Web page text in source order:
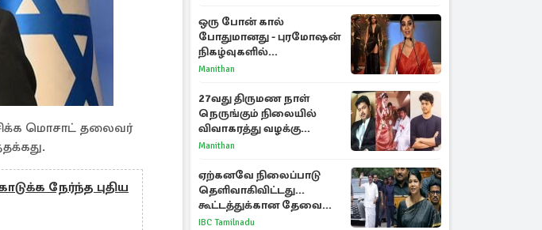
மொசாட் தலைவர்
நேர்ந்த புதிய
ஒரு போன் கால்
போதுமானது - புரமோஷன்
நிகழ்வுகளில்
பங்கேற்காதது குறித்து
Manithan
27வது திருமண நாள்
நெருங்கும் நிலையில்
விவாகரத்து வழக்கு
வாபஸ்! விஜய்யுடன்
Manithan
ஏற்கனவே நிலைப்பாடு
தெளிவாகிவிட்டது...
கூட்டத்துக்கான தேவை
என்ன? - கனிமொழி
IBC Tamilnadu